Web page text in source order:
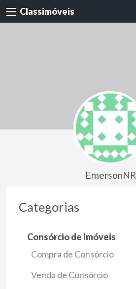
Classimóveis
EmersonNR
Categorias
Consórcio de Imóveis
Compra de Consórcio
Venda de Consórcio